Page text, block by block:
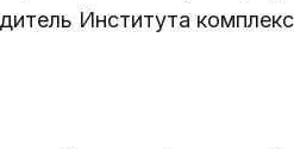
Института